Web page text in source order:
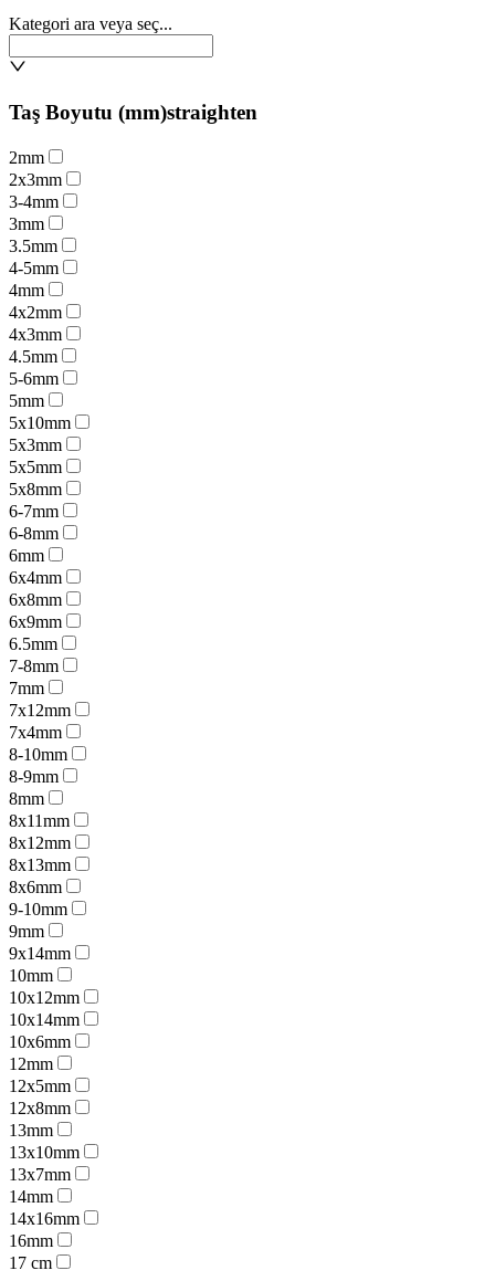
Kategori ara veya seç...
Taş Boyutu (mm)straighten
2mm
2x3mm
3-4mm
3mm
3.5mm
4-5mm
4mm
4x2mm
4x3mm
4.5mm
5-6mm
5mm
5x10mm
5x3mm
5x5mm
5x8mm
6-7mm
6-8mm
6mm
6x4mm
6x8mm
6x9mm
6.5mm
7-8mm
7mm
7x12mm
7x4mm
8-10mm
8-9mm
8mm
8x11mm
8x12mm
8x13mm
8x6mm
9-10mm
9mm
9x14mm
10mm
10x12mm
10x14mm
10x6mm
12mm
12x5mm
12x8mm
13mm
13x10mm
13x7mm
14mm
14x16mm
16mm
17 cm